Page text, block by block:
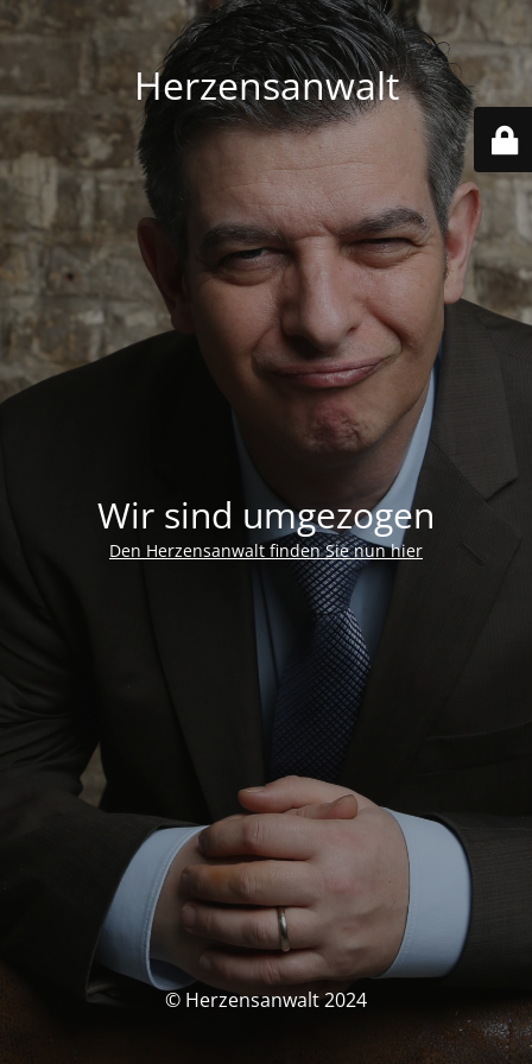
Herzensanwalt
Wir sind umgezogen
Den Herzensanwalt finden Sie nun hier
© Herzensanwalt 2024